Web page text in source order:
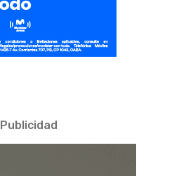
Publicidad